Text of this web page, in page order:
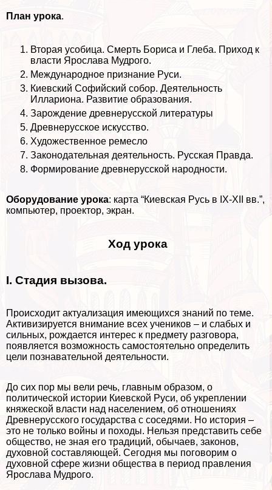
План урока.
Вторая усобица. Cмepть Бориса и Глеба. Приход к
власти Ярослава Мудрого.
Международное признание Руси.
Киевский Софийский собор. Деятельность
Иллариона. Развитие образования.
Зарождение древнерусской литературы
Древнерусское искусство.
Художественное ремесло
Законодательная деятельность. Русская Правда.
Формирование древнерусской народности.
Оборудование урока: карта “Киевская Русь в IX-XII вв.”,
компьютер, проектор, экран.
Ход урока
I. Стадия вызова.
Происходит актуализация имеющихся знаний по теме.
Активизируется внимание всех учеников – и слабых и
сильных, рождается интерес к предмету разговора,
появляется возможность самостоятельно определить
цели познавательной деятельности.
До сих пор мы вели речь, главным образом, о
политической истории Киевской Руси, об укреплении
княжеской власти над населением, об отношениях
Древнерусского государства с соседями. Но история –
это не только войны и походы. Нельзя представить себе
общество, не зная его традиций, обычаев, законов,
духовной составляющей. Сегодня мы поговорим о
духовной сфере жизни общества в период правления
Ярослава Мудрого.